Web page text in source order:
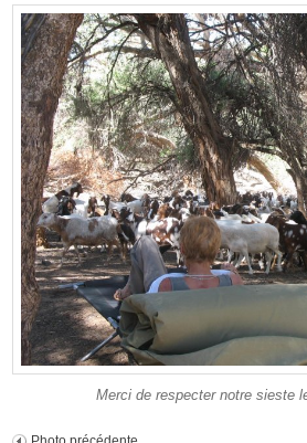
Merci de respecter notre sieste